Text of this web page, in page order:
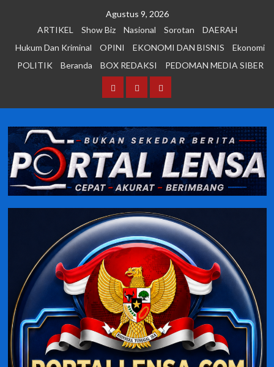
Agustus 9, 2026
ARTIKEL
Show Biz Nasional Sorotan
DAERAH
Hukum Dan Kriminal
OPINI EKONOMI DAN BISNIS
Ekonomi
POLITIK
Beranda BOX REDAKSI PEDOMAN MEDIA SIBER
BerandaBOX PEDOMAN
SIBER